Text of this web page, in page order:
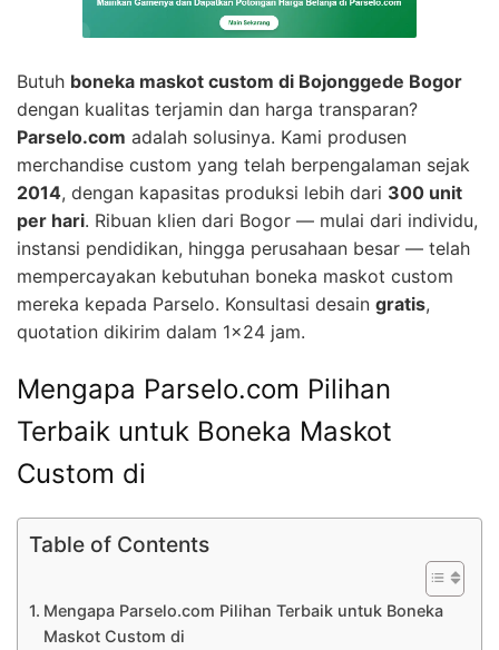
Butuh boneka maskot custom di Bojonggede Bogor
dengan kualitas terjamin dan harga transparan?
Parselo.com adalah solusinya. Kami produsen
merchandise custom yang telah berpengalaman sejak
2014, dengan kapasitas produksi lebih dari 300 unit
per hari. Ribuan klien dari Bogor — mulai dari individu,
instansi pendidikan, hingga perusahaan besar — telah
mempercayakan kebutuhan boneka maskot custom
mereka kepada Parselo. Konsultasi desain gratis,
quotation dikirim dalam 1×24 jam.
Mengapa Parselo.com Pilihan
Terbaik untuk Boneka Maskot
Custom di
Table of Contents
Mengapa Parselo.com Pilihan Terbaik untuk Boneka
Maskot Custom di